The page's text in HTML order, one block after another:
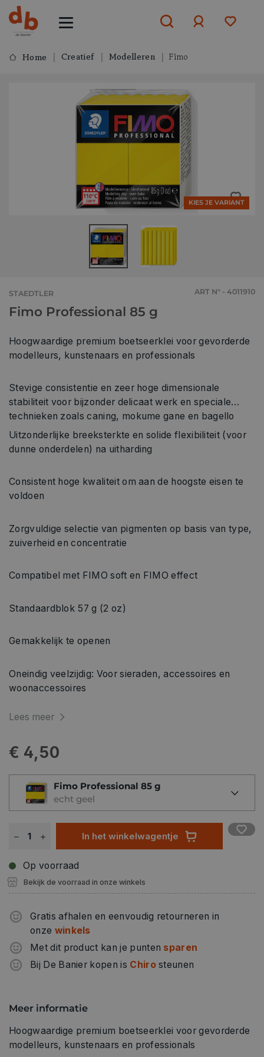
ofaanmelden
Home Creatief Modelleren Fimo
KIES JE VARIANT
STAEDTLER ART N° - 4011910
Fimo Professional 85 g
Hoogwaardige premium boetseerklei voor gevorderde
modelleurs, kunstenaars en professionals
Stevige consistentie en zeer hoge dimensionale
stabiliteit voor bijzonder delicaat werk en speciale
technieken zoals caning, mokume gane en bagello
Uitzonderlijke breeksterkte en solide flexibiliteit (voor
dunne onderdelen) na uitharding
Consistent hoge kwaliteit om aan de hoogste eisen te
voldoen
Zorgvuldige selectie van pigmenten op basis van type,
zuiverheid en concentratie
Compatibel met FIMO soft en FIMO effect
Standaardblok 57 g (2 oz)
Gemakkelijk te openen
Oneindig veelzijdig: Voor sieraden, accessoires en
woonaccessoires
Lees meer
€ 4,50
Fimo Professional 85 g
echt geel
In het winkelwagentje
Op voorraad
Bekijk de voorraad in onze winkels
Gratis afhalen en eenvoudig retourneren in
onze winkels
Met dit product kan je punten sparen
Bij De Banier kopen is Chirosteunen
Meer informatie
Hoogwaardige premium boetseerklei voor gevorderde
modelleurs, kunstenaars en professionals